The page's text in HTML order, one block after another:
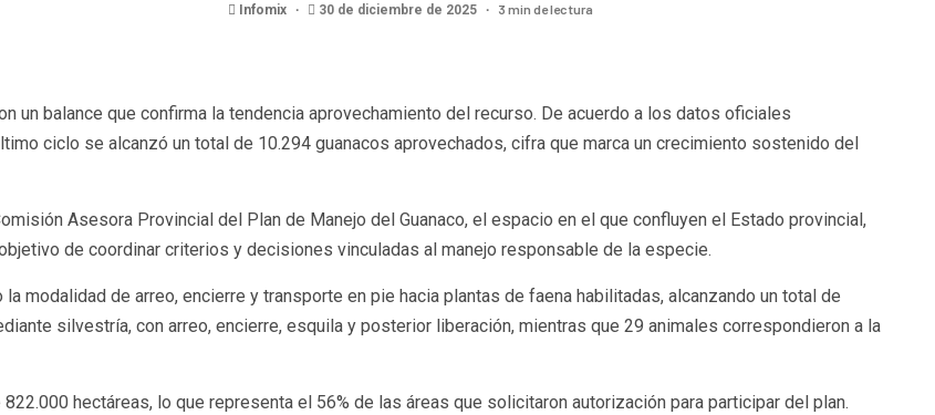
Infomix 30 de diciembre de 2025 3 min de lectura
un balance que confirma la tendencia aprovechamiento del recurso. De acuerdo a los datos oficiales
ciclo se alcanzó un total de 10.294 guanacos aprovechados, cifra que marca un crecimiento sostenido del
Asesora Provincial del Plan de Manejo del Guanaco, el espacio en el que confluyen el Estado provincial,
de coordinar criterios y decisiones vinculadas al manejo responsable de la especie.
modalidad de arreo, encierre y transporte en pie hacia plantas de faena habilitadas, alcanzando un total de
silvestría, con arreo, encierre, esquila y posterior liberación, mientras que 29 animales correspondieron a la
hectáreas, lo que representa el 56% de las áreas que solicitaron autorización para participar del plan.